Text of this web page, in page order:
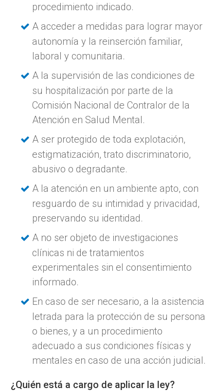
procedimiento indicado.
A acceder a medidas para lograr mayor
autonomía y la reinserción familiar,
laboral y comunitaria.
A la supervisión de las condiciones de
su hospitalización por parte de la
Comisión Nacional de Contralor de la
Atención en Salud Mental.
A ser protegido de toda explotación,
estigmatización, trato discriminatorio,
abusivo o degradante.
A la atención en un ambiente apto, con
resguardo de su intimidad y privacidad,
preservando su identidad.
A no ser objeto de investigaciones
clínicas ni de tratamientos
experimentales sin el consentimiento
informado.
En caso de ser necesario, a la asistencia
letrada para la protección de su persona
o bienes, y a un procedimiento
adecuado a sus condiciones físicas y
mentales en caso de una acción judicial.
¿Quién está a cargo de aplicar la ley?